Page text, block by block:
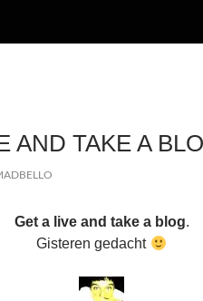
AND TAKE A
Get a live and take a blog.
Gisteren gedacht